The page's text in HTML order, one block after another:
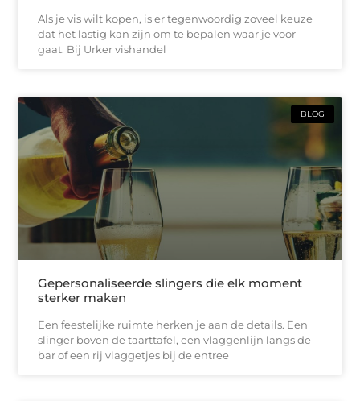
Als je vis wilt kopen, is er tegenwoordig zoveel keuze
dat het lastig kan zijn om te bepalen waar je voor
gaat. Bij Urker vishandel
BLOG
Gepersonaliseerde slingers die elk moment
sterker maken
Een feestelijke ruimte herken je aan de details. Een
slinger boven de taarttafel, een vlaggenlijn langs de
bar of een rij vlaggetjes bij de entree